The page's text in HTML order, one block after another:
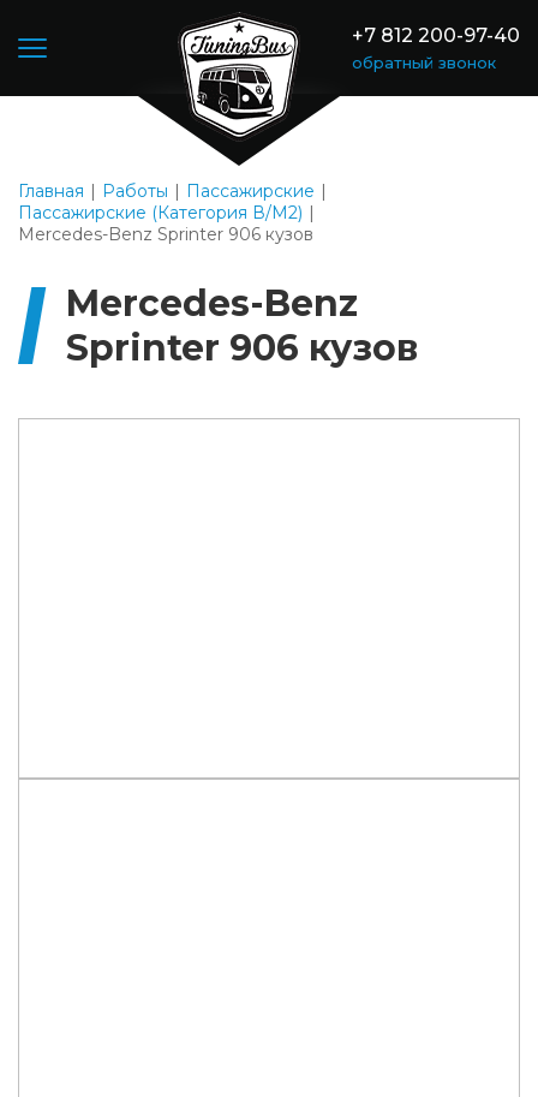
+7 812 200-97-40
обратный звонок
Главная Работы
Пассажирские
Пассажирские (Категория В/М2)
Mercedes-Benz Sprinter 906 кузов
Mercedes-Benz
Sprinter 906 кузов